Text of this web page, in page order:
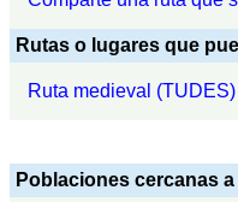
Rutas o lugares que
Ruta medieval (TUDES)
Poblaciones cercanas